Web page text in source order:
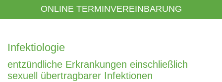
ONLINE TERMINVEREINBARUNG
Infektiologie
entzündliche Erkrankungen einschließlich
sexuell übertragbarer Infektionen